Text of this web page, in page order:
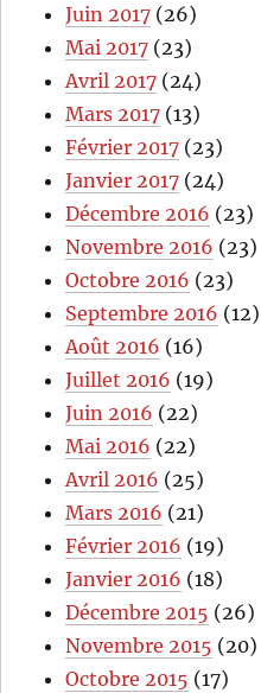
Juin 2017 (26)
Mai 2017 (23)
Avril 2017 (24)
Mars 2017 (13)
Février 2017 (23)
Janvier 2017 (24)
Décembre 2016 (23)
Novembre 2016 (23)
Octobre 2016 (23)
Septembre 2016 (12)
Août 2016 (16)
Juillet 2016 (19)
Juin 2016 (22)
Mai 2016 (22)
Avril 2016 (25)
Mars 2016 (21)
Février 2016 (19)
Janvier 2016 (18)
Décembre 2015 (26)
Novembre 2015 (20)
Octobre 2015 (17)